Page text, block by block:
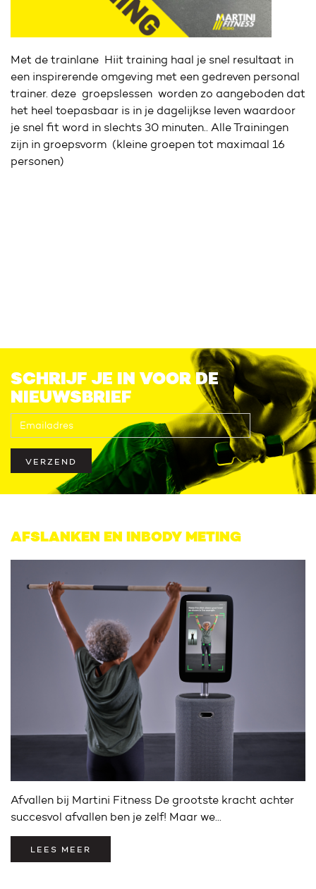
Met de trainlane Hiit training haal je snel resultaat in
een inspirerende omgeving met een gedreven personal
trainer. deze groepslessen worden zo aangeboden dat
het heel toepasbaar is in je dagelijkse leven waardoor
je snel fit word in slechts 30 minuten.. Alle Trainingen
zijn in groepsvorm (kleine groepen tot maximaal 16
personen)
SCHRIJF JE IN VOOR DE
NIEUWSBRIEF
VERZEND
AFSLANKEN EN INBODY METING
Afvallen bij Martini Fitness De grootste kracht achter
succesvol afvallen ben je zelf! Maar we...
LEES MEER